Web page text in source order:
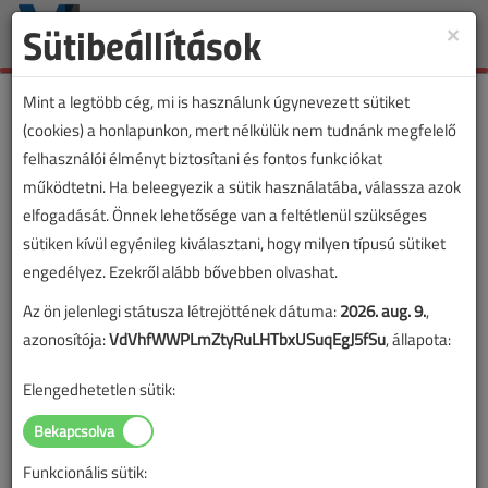
Toggle
×
Sütibeállítások
Mint a legtöbb cég, mi is használunk úgynevezett sütiket
(cookies) a honlapunkon, mert nélkülük nem tudnánk megfelelő
felhasználói élményt biztosítani és fontos funkciókat
működtetni. Ha beleegyezik a sütik használatába, válassza azok
elfogadását. Önnek lehetősége van a feltétlenül szükséges
sütiken kívül egyénileg kiválasztani, hogy milyen típusú sütiket
engedélyez. Ezekről alább bővebben olvashat.
Az ön jelenlegi státusza létrejöttének dátuma:2026. aug. 9.,
azonosítója:VdVhfWWPLmZtyRuLHTbxUSuqEgJ5fSu, állapota:
Elengedhetetlen sütik:
Funkcionális sütik: